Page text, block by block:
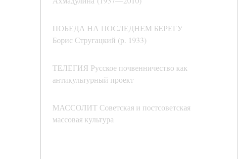
ПОБЕДА НА ПОСЛЕДНЕМ БЕРЕГУ
Борис Стругацкий (р. 1933)
ТЕЛЕГИЯ Русское почвенничество как
антикультурный проект
МАССОЛИТ Советская и постсоветская
массовая культура